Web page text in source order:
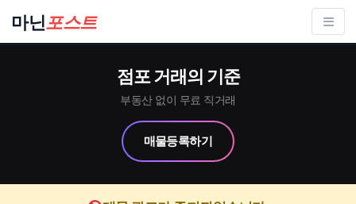
마닌포스트
점포 거래의 기준
부동산 없이 무료 직거래
매물등록하기